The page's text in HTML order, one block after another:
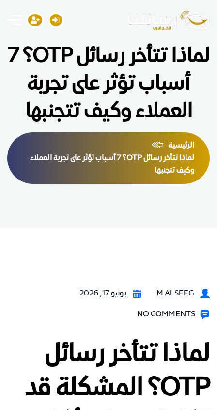
لماذا تتأخر رسائل OTP؟ 7
أسباب تؤثر على تجربة
العملاء وكيف تتجنبها
الرئيسية
لماذا تتأخر رسائل OTP؟ 7 أسباب تؤثر على تجربة العملاء
وكيف تتجنبها
M ALSEEG يونيو 17, 2026
NO COMMENTS
لماذا تتأخر رسائل
OTP؟ المشكلة قد